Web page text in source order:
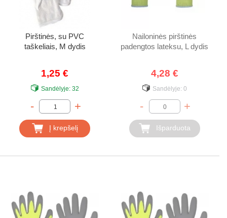
Pirštinės, su PVC
taškeliais, M dydis
1,25 €
Sandėlyje:32
- +
Į krepšelį
Nailoninės pirštinės
padengtos lateksu, L dydis
4,28 €
Sandėlyje: 0
- +
Išparduota